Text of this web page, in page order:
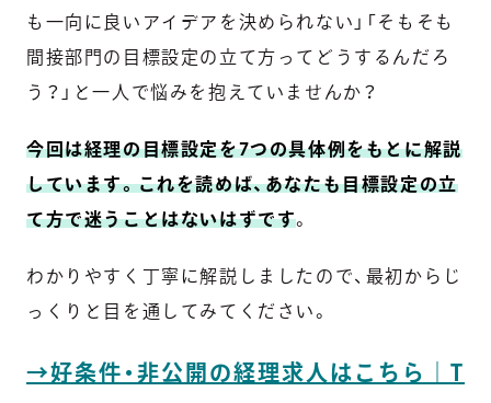
も一向に良いアイデアを決められない」「そもそも
間接部門の目標設定の立て方ってどうするんだろ
う？」と一人で悩みを抱えていませんか？
今回は経理の目標設定を7つの具体例をもとに解説
しています。これを読めば、あなたも目標設定の立
て方で迷うことはないはずです。
わかりやすく丁寧に解説しましたので、最初からじ
っくりと目を通してみてください。
→好条件・非公開の経理求人はこちら｜T